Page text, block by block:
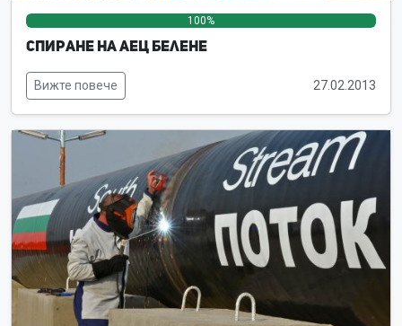
100%
Спиране на АЕЦ Белене
Вижте повече 27.02.2013